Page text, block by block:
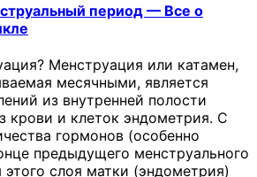
период — Все о
Менструация или катамен,
месячными, является
из внутренней полости
крови и клеток эндометрия. С
гормонов (особенно
предыдущего менструального
этого слоя матки (эндометрия)